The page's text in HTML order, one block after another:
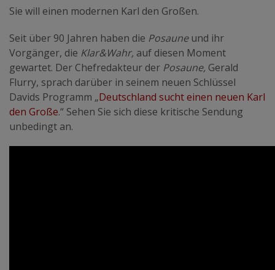
Sie will einen modernen Karl den Großen.
Seit über 90 Jahren haben die Posauneund ihr
Vorgänger, die Klar&Wahr, auf diesen Moment
gewartet. Der Chefredakteur der Posaune, Gerald
Flurry, sprach darüber in seinem neuen Schlüssel
Davids Programm „Deutschland sucht einen neuen Karl
den Große.“ Sehen Sie sich diese kritische Sendung
unbedingt an.